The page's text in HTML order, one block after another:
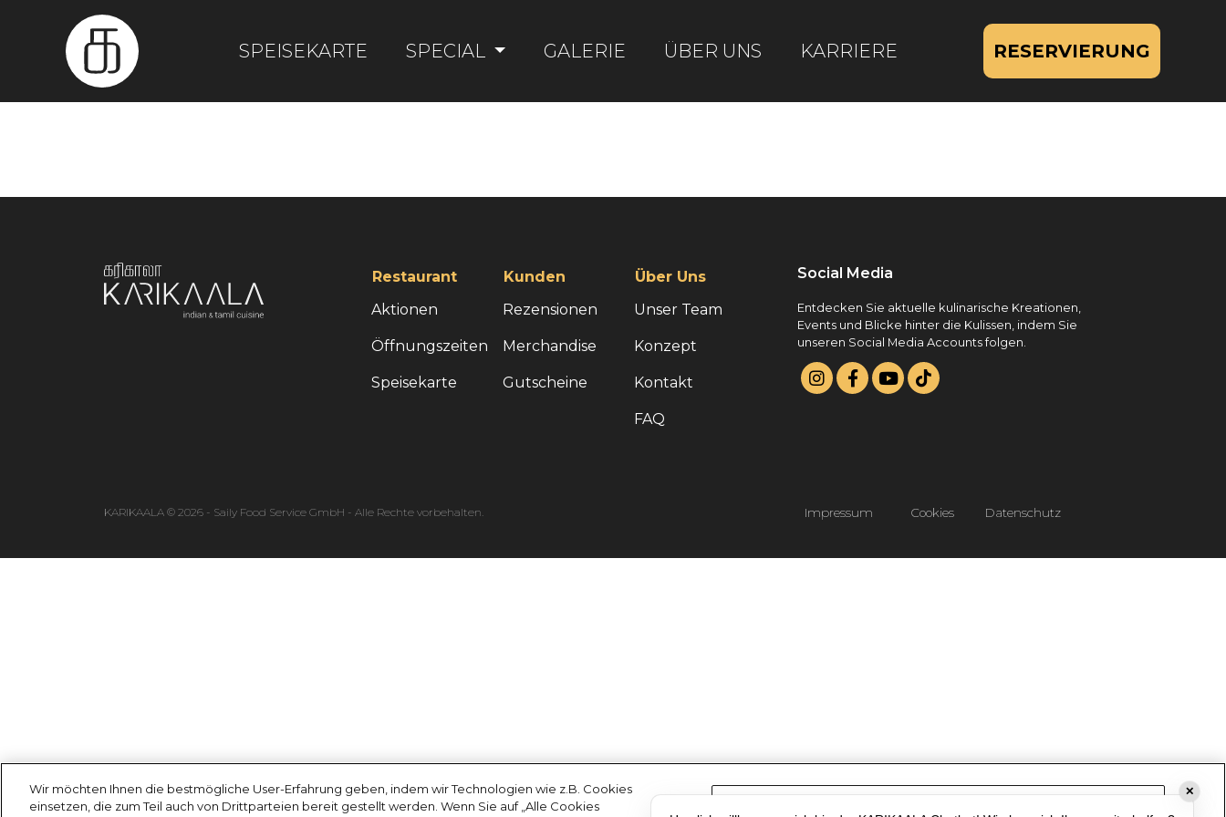
SPEISEKARTE SPECIAL GALERIE ÜBER UNS KARRIERE RESERVIERUNG
Restaurant
Aktionen
Öffnungszeiten
Speisekarte
Kunden
Rezensionen
Merchandise
Gutscheine
Über Uns
Unser Team
Konzept
Kontakt
FAQ
Social Media
Entdecken Sie aktuelle kulinarische Kreationen,
Events und Blicke hinter die Kulissen, indem Sie
unseren Social Media Accounts folgen.
KARIKAALA © 2026 - Saily Food Service GmbH - Alle Rechte vorbehalten. Impressum Cookies Datenschutz
✕
Wir möchten Ihnen die bestmögliche User-Erfahrung geben, indem wir Technologien wie z.B. Cookies
einsetzen, die zum Teil auch von Drittparteien bereit gestellt werden. Wenn Sie auf „Alle Cookies